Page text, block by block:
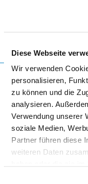
Diese Webseite
Wir verwenden
personalisieren,
zu können und die
analysieren.
Verwendung unserer
soziale Medien,
Partner führen diese
weiteren Daten
Startseite der
GGMBH